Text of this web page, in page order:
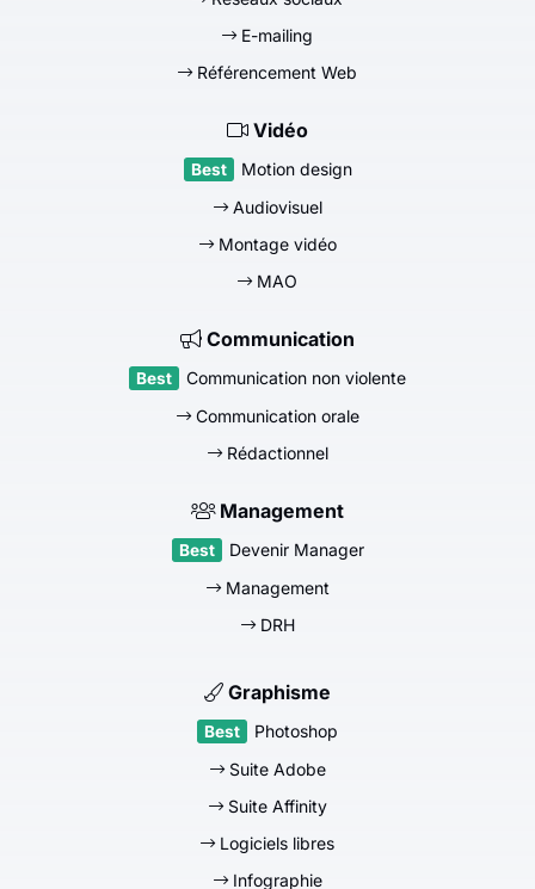
E-mailing
Référencement Web
Vidéo
Motion design
Audiovisuel
Montage vidéo
MAO
Communication
Communication non violente
Communication orale
Rédactionnel
Management
Devenir Manager
Management
DRH
Graphisme
Photoshop
Suite Adobe
Suite Affinity
Logiciels libres
Infographie